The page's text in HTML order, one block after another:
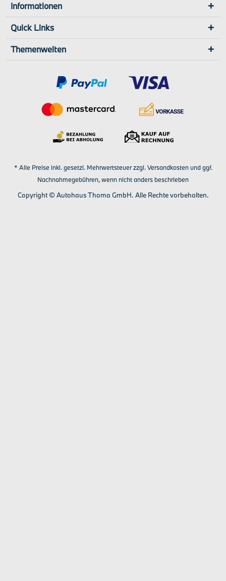
Informationen
Quick Links
Themenwelten
* Alle Preise inkl. gesetzl. Mehrwertsteuer zzgl.Versandkostenund ggf.
Nachnahmegebühren, wenn nicht anders beschrieben
Copyright © Autohaus Thoma GmbH. Alle Rechte vorbehalten.